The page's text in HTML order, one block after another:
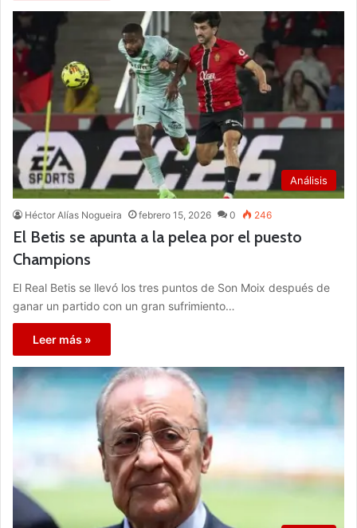
Análisis
Héctor Alías Nogueira febrero 15, 2026 0 246
El Betis se apunta a la pelea por el puesto
Champions
El Real Betis se llevó los tres puntos de Son Moix después de
ganar un partido con un gran sufrimiento…
Leer más »